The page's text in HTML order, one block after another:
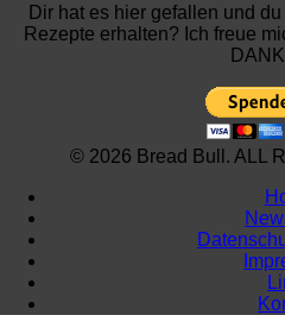
Dir hat es hier gefallen und
Rezepte erhalten? Ich freue
© 2026 Bread Bull. ALL